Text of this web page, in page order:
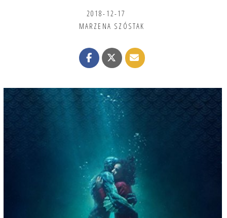
2018-12-17
MARZENA SZÓSTAK